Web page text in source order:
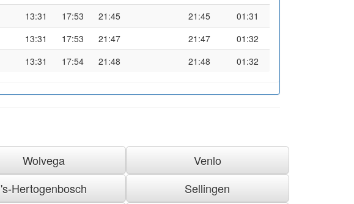
13:31 17:53 21:45 21:45
01:31
13:31 17:53 21:47 21:47
01:32
13:31 17:54 21:48 21:48 01:32
Wolvega
Venlo
's-Hertogenbosch
Sellingen